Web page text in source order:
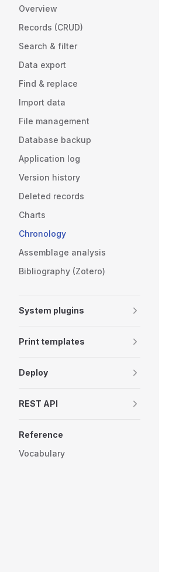
Overview
Records (CRUD)
Search & filter
Data export
Find & replace
Import data
File management
Database backup
Application log
Version history
Deleted records
Charts
Chronology
Assemblage analysis
Bibliography (Zotero)
System plugins
Print templates
Deploy
REST API
Reference
Vocabulary